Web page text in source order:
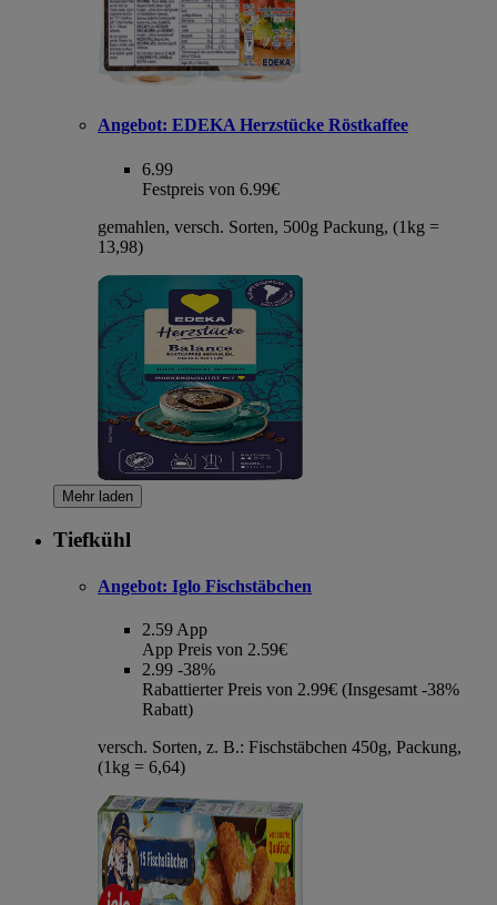
Angebot: EDEKA Herzstücke Röstkaffee
6.99
Festpreis von 6.99€
gemahlen, versch. Sorten, 500g Packung, (1kg =
13,98)
Mehr laden
Tiefkühl
Angebot: Iglo Fischstäbchen
2.59 App
App Preis von 2.59€
2.99 -38%
Rabattierter Preis von 2.99€ (Insgesamt -38%
Rabatt)
versch. Sorten, z. B.: Fischstäbchen 450g, Packung,
(1kg = 6,64)